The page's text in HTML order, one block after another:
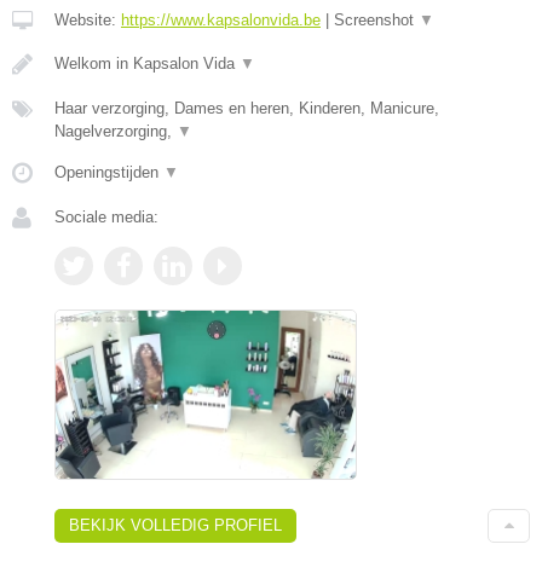
Website: https://www.kapsalonvida.be Screenshot ▼
Welkom in Kapsalon Vida ▼
Haar verzorging, Dames en heren, Kinderen, Manicure,
Nagelverzorging, ▼
Openingstijden ▼
Sociale media:
BEKIJK VOLLEDIG PROFIEL